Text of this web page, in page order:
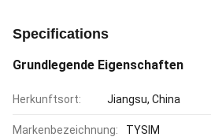
Specifications
Grundlegende Eigenschaften
Herkunftsort: Jiangsu, China
Markenbezeichnung: TYSIM